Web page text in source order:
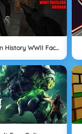
Slenderman History WWII Faceless Horror